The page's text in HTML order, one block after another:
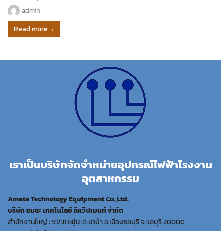
admin
Read more→
เราเป็นบริษัทจัดจำหน่ายอุปกรณ์ไฟฟ้าโรงงาน
อุตสาหกรรม
Amata Technology Equipment Co.,Ltd.
บริษัท อมตะ เทคโนโลยี อีควิปเมนท์ จำกัด
สำนักงานใหญ่ : 91/31 หมู่12 ต.นาป่า อ.เมืองชลบุรี จ.ชลบุรี 20000